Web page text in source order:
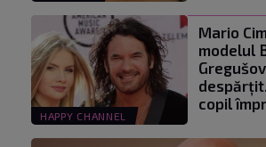
HAPPY CHANNEL
Mario
modelul
copil